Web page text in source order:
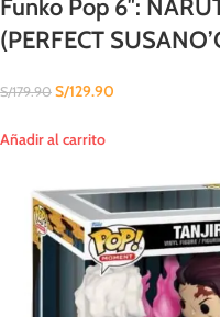
Funko Pop 6″:
(PERFECT
S/179.90 S/129.90
Añadir al carrito